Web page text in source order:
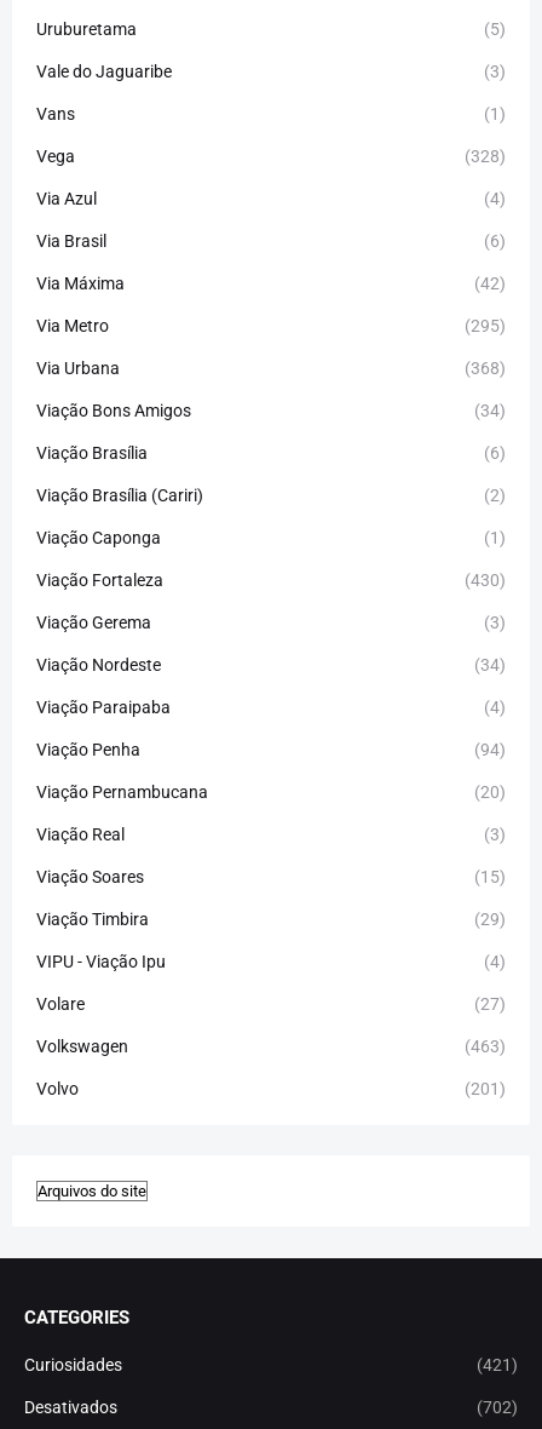
Uruburetama (5)
Vale do Jaguaribe (3)
Vans (1)
Vega (328)
Via Azul (4)
Via Brasil (6)
Via Máxima (42)
Via Metro (295)
Via Urbana (368)
Viação Bons Amigos (34)
Viação Brasília (6)
Viação Brasília (Cariri) (2)
Viação Caponga (1)
Viação Fortaleza (430)
Viação Gerema (3)
Viação Nordeste (34)
Viação Paraipaba (4)
Viação Penha (94)
Viação Pernambucana (20)
Viação Real (3)
Viação Soares (15)
Viação Timbira (29)
VIPU - Viação Ipu (4)
Volare (27)
Volkswagen (463)
Volvo (201)
CATEGORIES
Curiosidades (421)
Desativados (702)